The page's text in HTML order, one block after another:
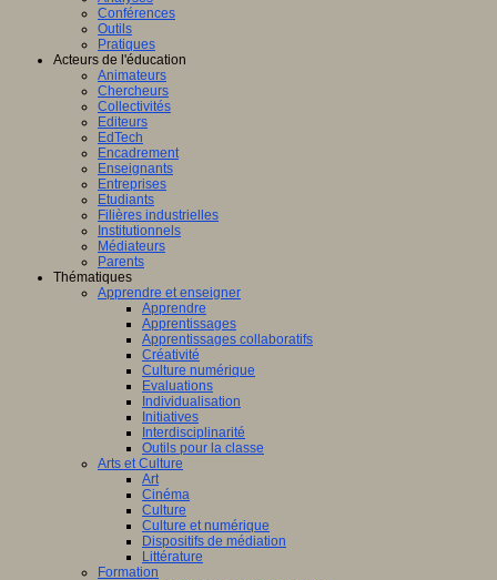
Conférences
Outils
Pratiques
Acteurs de l'éducation
Animateurs
Chercheurs
Collectivités
Editeurs
EdTech
Encadrement
Enseignants
Entreprises
Etudiants
Filières industrielles
Institutionnels
Médiateurs
Parents
Thématiques
Apprendre et enseigner
Apprendre
Apprentissages
Apprentissages collaboratifs
Créativité
Culture numérique
Evaluations
Individualisation
Initiatives
Interdisciplinarité
Outils pour la classe
Arts et Culture
Art
Cinéma
Culture
Culture et numérique
Dispositifs de médiation
Littérature
Formation